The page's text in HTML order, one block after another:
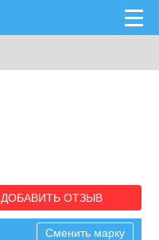
ДОБАВИТЬ ОТЗЫВ
Сменить марку